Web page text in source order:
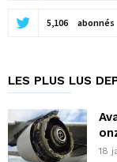
5,106 abonnés
LES PLUS LUS
18